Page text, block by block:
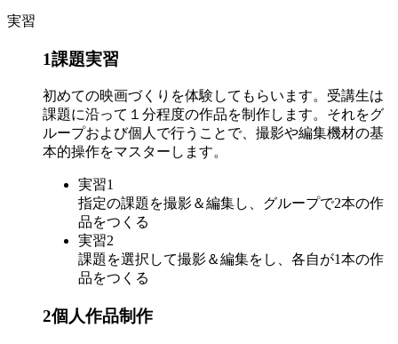
実習
1課題実習
初めての映画づくりを体験してもらいます。受講生は
課題に沿って１分程度の作品を制作します。それをグ
ループおよび個人で行うことで、撮影や編集機材の基
本的操作をマスターします。
実習1
指定の課題を撮影＆編集し、グループで2本の作
品をつくる
実習2
課題を選択して撮影＆編集をし、各自が1本の作
品をつくる
2個人作品制作